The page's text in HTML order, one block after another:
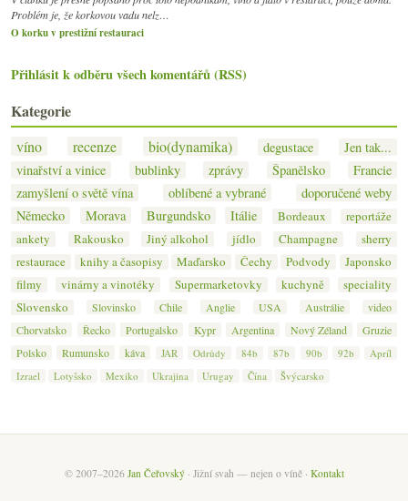
Problém je, že korkovou vadu nelz…
O korku v prestižní restauraci
Přihlásit k odběru všech komentářů (RSS)
Kategorie
víno recenze bio(dynamika) degustace
Jen tak...
vinařství a vinice
bublinky zprávy Španělsko
Francie
zamyšlení o světě vína
oblíbené a vybrané
doporučené weby
Německo
Morava Burgundsko Itálie Bordeaux
reportáže
ankety
Rakousko Jiný alkohol jídlo Champagne
sherry
restaurace
knihy a časopisy Maďarsko Čechy Podvody
Japonsko
filmy
vinárny a vinotéky Supermarketovky kuchyně
speciality
Slovensko
Slovinsko Chile Anglie USA Austrálie
video
Chorvatsko
Řecko Portugalsko Kypr Argentina Nový Zéland
Gruzie
Polsko
Rumunsko káva JAR Odrůdy 84b 87b 90b 92b
Apríl
Izrael
Lotyšsko Mexiko Ukrajina Urugay Čína Švýcarsko
© 2007–2026 Jan Čeřovský· Jižní svah — nejen o víně · Kontakt